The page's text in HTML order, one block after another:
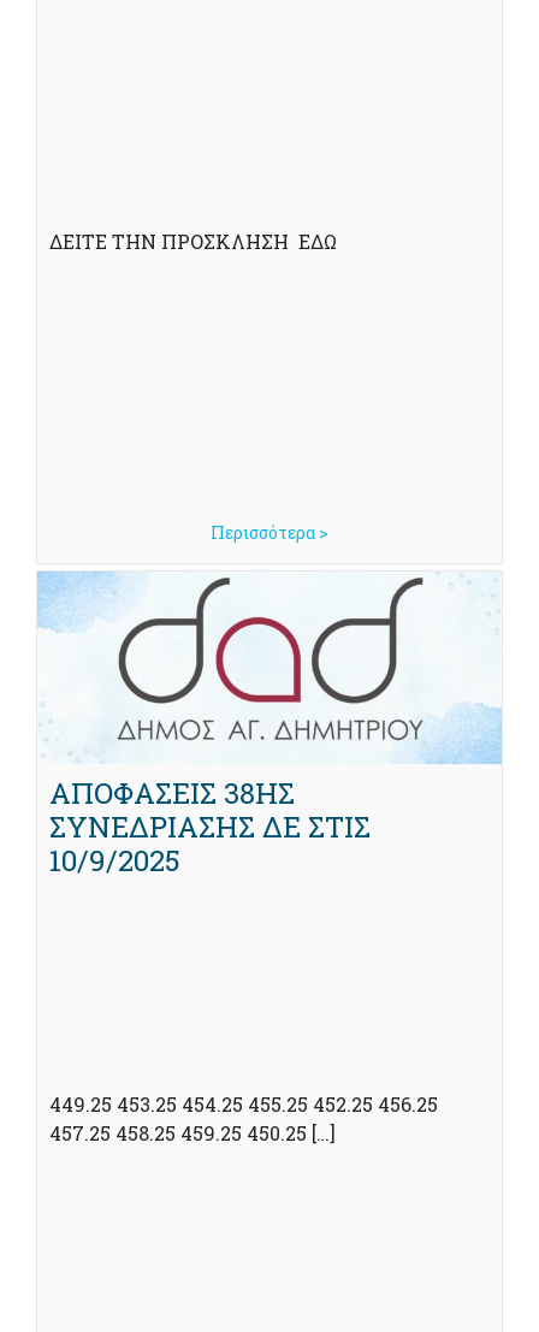
ΔΕΙΤΕ ΤΗΝ ΠΡΟΣΚΛΗΣΗ ΕΔΩ
Περισσότερα >
ΑΠΟΦΑΣΕΙΣ 38ΗΣ
ΣΥΝΕΔΡΙΑΣΗΣ ΔΕ ΣΤΙΣ
10/9/2025
449.25 453.25 454.25 455.25 452.25 456.25
457.25 458.25 459.25 450.25 […]